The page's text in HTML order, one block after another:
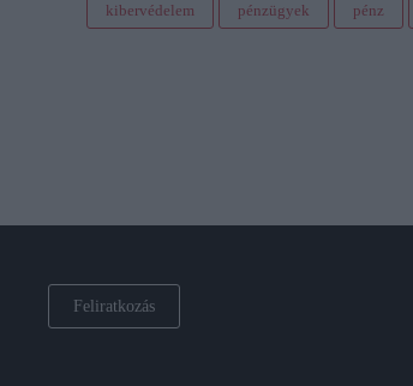
kibervédelem pénzügyek pénz
Feliratkozás